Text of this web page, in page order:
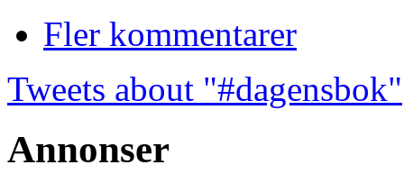
Fler kommentarer
Tweets about "#dagensbok"
Annonser